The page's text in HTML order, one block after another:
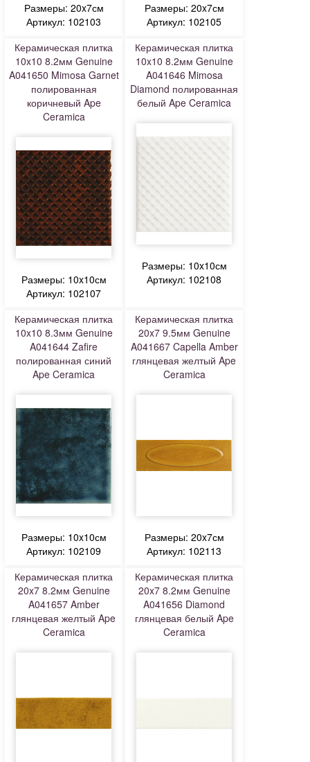
Размеры: 20x7см
Артикул: 102103
Размеры: 20x7см
Артикул: 102105
Керамическая плитка
10x10 8.2мм Genuine
A041650 Mimosa Garnet
полированная
коричневый Ape
Ceramica
Размеры: 10x10см
Артикул: 102107
Керамическая плитка
10x10 8.2мм Genuine
A041646 Mimosa
Diamond полированная
белый Ape Ceramica
Размеры: 10x10см
Артикул: 102108
Керамическая плитка
10x10 8.3мм Genuine
A041644 Zafire
полированная синий
Ape Ceramica
Размеры: 10x10см
Артикул: 102109
Керамическая плитка
20x7 9.5мм Genuine
A041667 Capella Amber
глянцевая желтый Ape
Ceramica
Размеры: 20x7см
Артикул: 102113
Керамическая плитка
20x7 8.2мм Genuine
A041657 Amber
глянцевая желтый Ape
Ceramica
Керамическая плитка
20x7 8.2мм Genuine
A041656 Diamond
глянцевая белый Ape
Ceramica